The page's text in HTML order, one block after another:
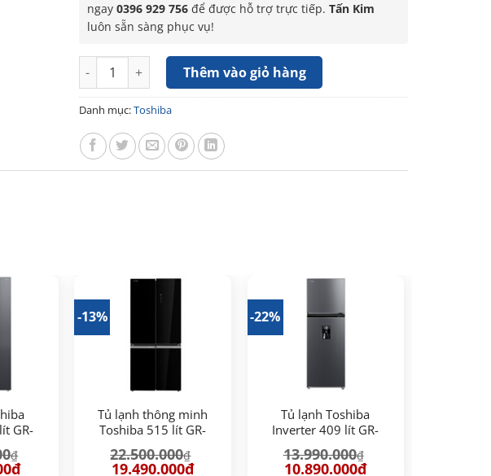
ngay 0396 929 756để được hỗ trợ trực tiếp. Tấn Kim
luôn sẵn sàng phục vụ!
Tủ lạnh Toshiba Inverter 711 Lít GR-RF900WI-PMV(06)-MG số lượng
Thêm vào giỏ hàng
Danh mục:Toshiba
GR-
₫
₫Giá
-13%
Tủ lạnh thông minh
Toshiba 515 lít GR-
22.500.000₫
Giá
19.490.000₫Giá
-22%
Tủ lạnh Toshiba
Inverter 409 lít GR-
MG
13.990.000₫
Giá
10.890.000₫Giá